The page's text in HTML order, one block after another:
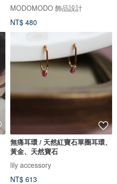
MODOMODO 飾品設計
NT$ 480
無痛耳環 / 天然紅寶石單圈耳環、
黃金、天然寶石
lily accessory
NT$ 613